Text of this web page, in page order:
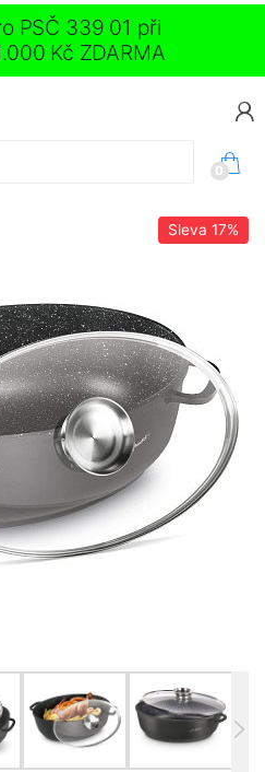
PSČ 339 01 při
Kč ZDARMA
0
Sleva 17%